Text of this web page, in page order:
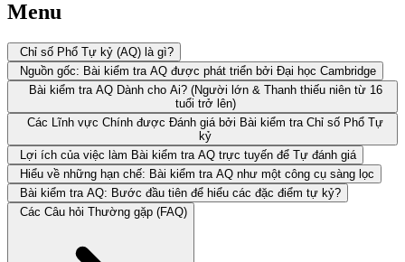
Menu
Chỉ số Phổ Tự kỷ (AQ) là gì?
Nguồn gốc: Bài kiểm tra AQ được phát triển bởi Đại học Cambridge
Bài kiểm tra AQ Dành cho Ai? (Người lớn & Thanh thiếu niên từ 16
tuổi trở lên)
Các Lĩnh vực Chính được Đánh giá bởi Bài kiểm tra Chỉ số Phổ Tự
kỷ
Lợi ích của việc làm Bài kiểm tra AQ trực tuyến để Tự đánh giá
Hiểu về những hạn chế: Bài kiểm tra AQ như một công cụ sàng lọc
Bài kiểm tra AQ: Bước đầu tiên để hiểu các đặc điểm tự kỷ?
Các Câu hỏi Thường gặp (FAQ)